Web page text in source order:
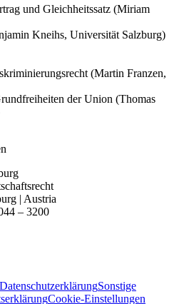
und Gleichheitssatz (Miriam
Kneihs, Universität Salzburg)
(Martin Franzen,
der Union (Thomas
| Austria
– 3200
DatenschutzerklärungSonstige
Cookie-Einstellungen